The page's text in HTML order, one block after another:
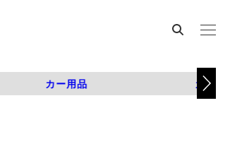
カー用品 カスタム